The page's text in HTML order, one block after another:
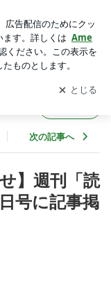
ー津村修二のブロ
を受け取りまし
開く
次の記事へ
】週刊「読
号に記事掲